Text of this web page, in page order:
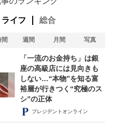
ライフ 総合
週間 月間 写真
「一流のお金持ち」は銀
座の高級店には見向きも
しない…“本物”を知る富
裕層が行きつく“究極のス
シ”の正体
プレジデントオンライン